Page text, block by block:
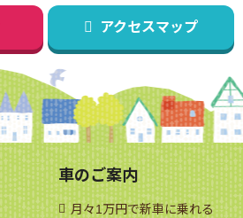
アクセスマップ
車のご案内
月々1万円で新車に乗れる